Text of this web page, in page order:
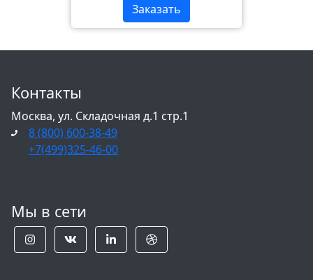
Заказать
Контакты
Москва, ул. Складочная д.1 стр.1
8 (800) 600-38-49
+7(499)325-46-00
Мы в сети